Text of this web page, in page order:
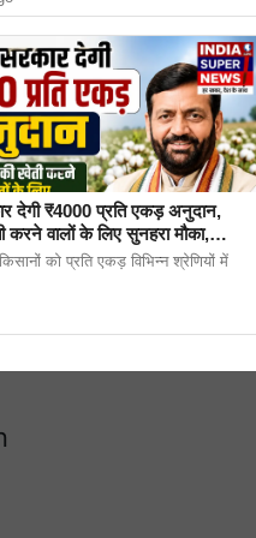
देगी ₹4000 प्रति एकड़ अनुदान,
करने वालों के लिए सुनहरा मौका,
शुरूको प्रति एकड़ विभिन्न श्रेणियों में